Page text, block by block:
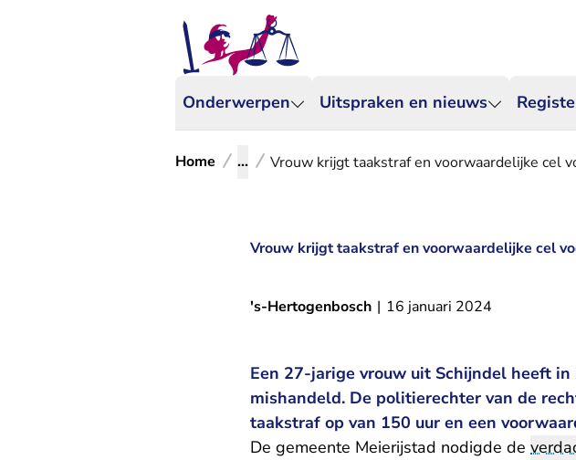
Onderwerpen Uitspraken en nieuws
Home ... Vrouw krijgt taakstraf en voorwaardelijke cel
Vrouw krijgt taakstraf en voorwaardelijke cel
's-Hertogenbosch | 16 januari 2024
Een 27-jarige vrouw uit Schijndel heeft
mishandeld. De politierechter van de
taakstraf op van 150 uur en een
De gemeente Meierijstad nodigde de